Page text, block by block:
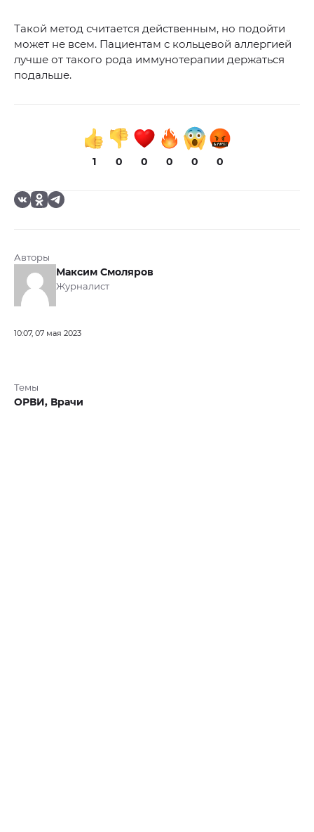
Такой метод считается действенным, но подойти
может не всем. Пациентам с кольцевой аллергией
лучше от такого рода иммунотерапии держаться
подальше.
1 0 0 0 0 0
Авторы
Максим Смоляров
Журналист
10:07, 07 мая 2023
Темы
ОРВИ, Врачи